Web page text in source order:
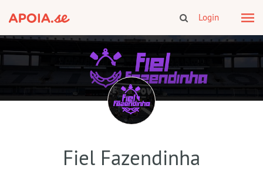
Login
Fiel Fazendinha